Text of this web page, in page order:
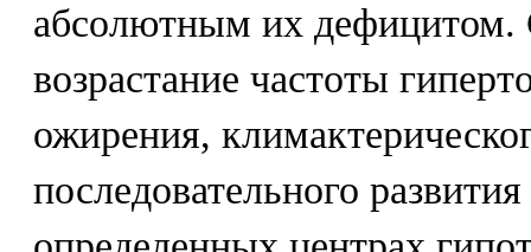
абсолютным их дефицитом.
возрастание частоты
ожирения,
последовательного